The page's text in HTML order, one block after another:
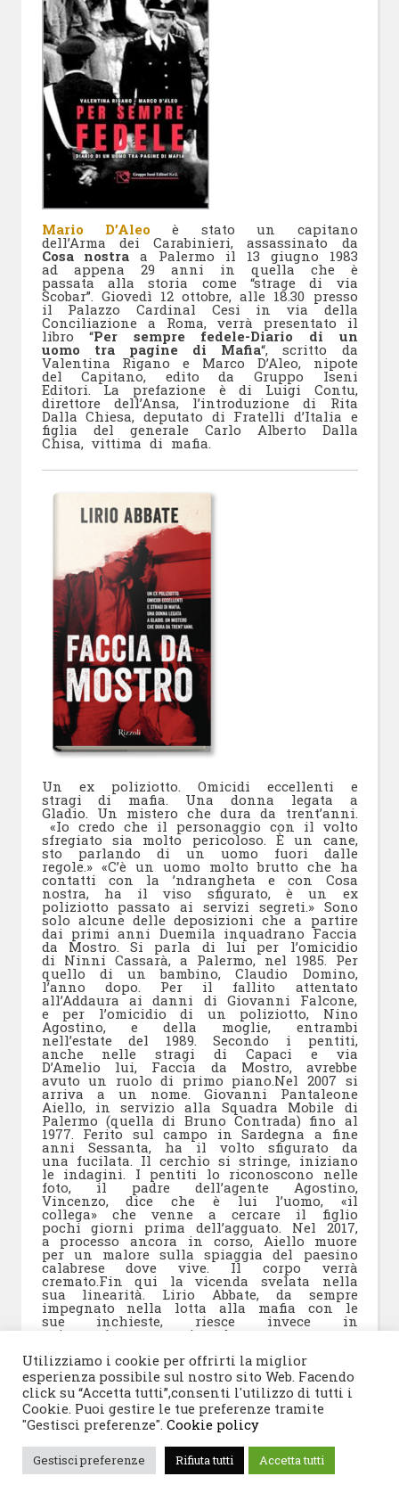
Mario D’Aleo è stato un capitano
dell’Arma dei Carabinieri, assassinato da
Cosa nostra a Palermo il 13 giugno 1983
ad appena 29 anni in quella che è
passata alla storia come “strage di via
Scobar”. Giovedì 12 ottobre, alle 18.30 presso
il Palazzo Cardinal Cesi in via della
Conciliazione a Roma, verrà presentato il
libro “Per sempre fedele-Diario di un
uomo tra pagine di Mafia“, scritto da
Valentina Rigano e Marco D’Aleo, nipote
del Capitano, edito da Gruppo Iseni
Editori. La prefazione è di Luigi Contu,
direttore dell’Ansa, l’introduzione di Rita
Dalla Chiesa, deputato di Fratelli d’Italia e
figlia del generale Carlo Alberto Dalla
Chisa, vittima di mafia.
Un ex poliziotto. Omicidi eccellenti e
stragi di mafia. Una donna legata a
Gladio. Un mistero che dura da trent’anni.
«Io credo che il personaggio con il volto
sfregiato sia molto pericoloso. È un cane,
sto parlando di un uomo fuori dalle
regole.» «C’è un uomo molto brutto che ha
contatti con la ’ndrangheta e con Cosa
nostra, ha il viso sfigurato, è un ex
poliziotto passato ai servizi segreti.» Sono
solo alcune delle deposizioni che a partire
dai primi anni Duemila inquadrano Faccia
da Mostro. Si parla di lui per l’omicidio
di Ninni Cassarà, a Palermo, nel 1985. Per
quello di un bambino, Claudio Domino,
l’anno dopo. Per il fallito attentato
all’Addaura ai danni di Giovanni Falcone,
e per l’omicidio di un poliziotto, Nino
Agostino, e della moglie, entrambi
nell’estate del 1989. Secondo i pentiti,
anche nelle stragi di Capaci e via
D’Amelio lui, Faccia da Mostro, avrebbe
avuto un ruolo di primo piano.Nel 2007 si
arriva a un nome. Giovanni Pantaleone
Aiello, in servizio alla Squadra Mobile di
Palermo (quella di Bruno Contrada) fino al
1977. Ferito sul campo in Sardegna a fine
anni Sessanta, ha il volto sfigurato da
una fucilata. Il cerchio si stringe, iniziano
le indagini. I pentiti lo riconoscono nelle
foto, il padre dell’agente Agostino,
Vincenzo, dice che è lui l’uomo, «il
collega» che venne a cercare il figlio
pochi giorni prima dell’agguato. Nel 2017,
a processo ancora in corso, Aiello muore
per un malore sulla spiaggia del paesino
calabrese dove vive. Il corpo verrà
cremato.Fin qui la vicenda svelata nella
sua linearità. Lirio Abbate, da sempre
impegnato nella lotta alla mafia con le
sue inchieste, riesce invece in
un’atmosfera quasi da romanzo a
storia terribilmente vera e documentata.
Tra sospette connivenze con la criminalità
organizzata e con apparati deviati dei
servizi, Faccia da Mostro compare in
troppe vicende sanguinarie ancora in
parte irrisolte. Accanto a lui, in più
«donna pericolosissima», una «guerriera»
secondo le parole dei collaboratori di
Utilizziamo i cookie per offrirti la miglior
esperienza possibile sul nostro sito Web. Facendo
click su “Accetta tutti”,consenti l'utilizzo di tutti i
Cookie. Puoi gestire le tue preferenze tramite
"Gestisci preferenze". Cookie policy
Gestisci preferenze Rifiuta tutti Accetta tutti